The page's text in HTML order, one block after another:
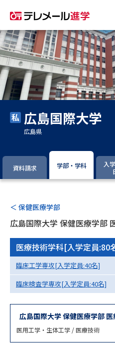
資料請求
大学・短大の資料種類から請
大学パンフ
過去問題集
専門学校の資料請求
留学・進学関連、塾・予備校
大学入学共通テスト「受験上の
配慮案内」の請求
幼稚園教員資格認定試験
高等学校（情報）教員資格認定
広島国際大学
広島県
資料請求 学部・学科
入
＜ 保健医療学部
広島国際大学 保健医療学部
医療技術学科[入学定員:80
臨床工学専攻[入学定員:40名]
臨床検査学専攻[入学定員:40名]
広島国際大学 保健医療学部
医用工学・生体工学 / 医療技術